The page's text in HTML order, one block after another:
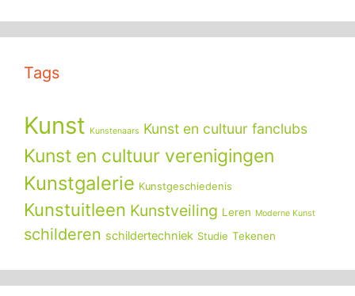
Tags
Kunst Kunstenaars Kunst en cultuur fanclubs
Kunst en cultuur verenigingen
Kunstgalerie Kunstgeschiedenis
Kunstuitleen Kunstveiling Leren Moderne Kunst
schilderen schildertechniek Studie Tekenen